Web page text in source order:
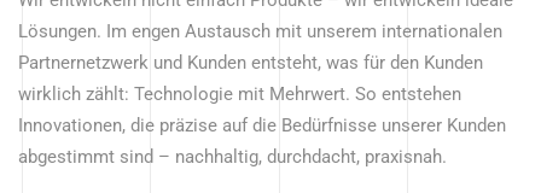
Lösungen. Im engen Austausch mit unserem internationalen
Partnernetzwerk und Kunden entsteht, was für den Kunden
wirklich zählt: Technologie mit Mehrwert. So entstehen
Innovationen, die präzise auf die Bedürfnisse unserer Kunden
abgestimmt sind – nachhaltig, durchdacht, praxisnah.